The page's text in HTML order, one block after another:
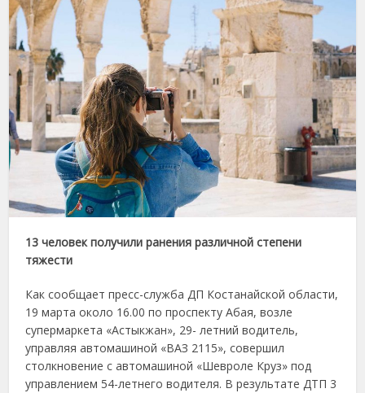
13 человек получили ранения различной степени
тяжести
Как сообщает пресс-служба ДП Костанайской области,
19 марта около 16.00 по проспекту Абая, возле
супермаркета «Астыкжан», 29- летний водитель,
управляя автомашиной «ВАЗ 2115», совершил
столкновение с автомашиной «Шевроле Круз» под
управлением 54-летнего водителя. В результате ДТП 3